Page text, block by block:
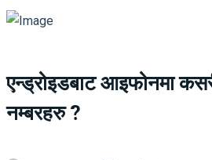
एन्ड्रोइडबाट आइफोनमा
नम्बरहरु ?